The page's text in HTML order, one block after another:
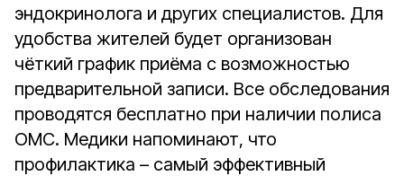
эндокринолога и других специалистов. Для
удобства жителей будет организован
чёткий график приёма с возможностью
предварительной записи. Все обследования
проводятся бесплатно при наличии полиса
ОМС. Медики напоминают, что
профилактика – самый эффективный